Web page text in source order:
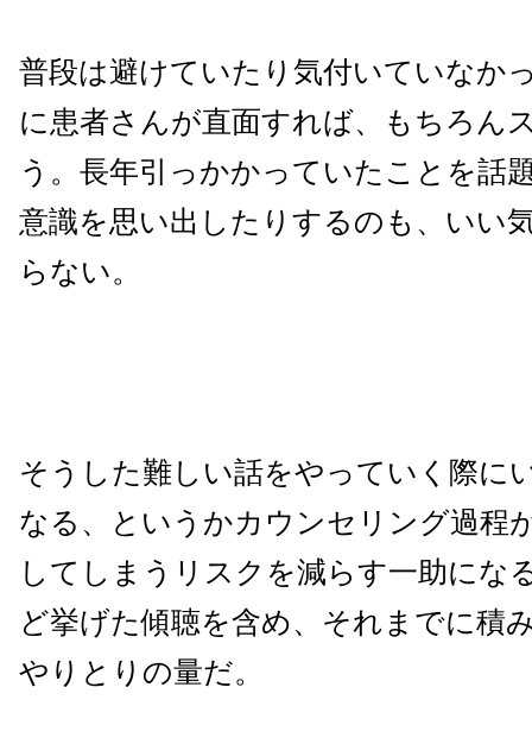
普段は避けていたり気付いていなか
に患者さんが直面すれば、もちろん
う。長年引っかかっていたことを話
意識を思い出したりするのも、いい
らない。
そうした難しい話をやっていく際に
なる、というかカウンセリング過程
してしまうリスクを減らす一助にな
ど挙げた傾聴を含め、それまでに積
やりとりの量だ。